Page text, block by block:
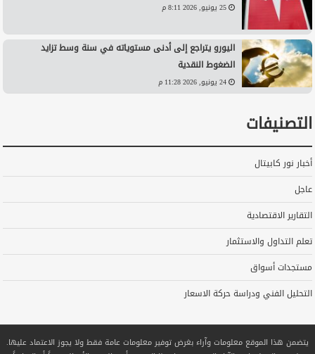
25 يونيو, 2026 8:11 م
اليورو يتراجع إلى أدنى مستوياته في سنة وسط تزايد
الضغوط النقدية
24 يونيو, 2026 11:28 م
التصنيفات
أخبار نور كابيتال
عاجل
التقارير الاقتصادية
تعلم التداول والاستثمار
مستجدات أسواق
التحليل الفني ودراسة حركة الاسعار
يتضمن هذا الموقع معلومات وآراء بغرض توفير معلومات عامة فقط ولا يجوز الاعتماد عليها.